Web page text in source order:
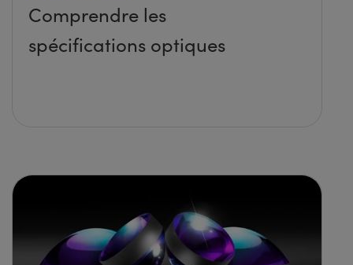
Comprendre les
spécifications optiques